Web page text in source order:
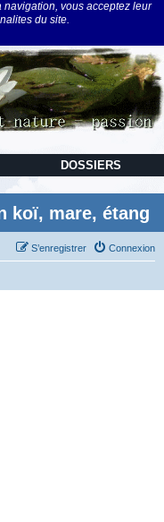
vous acceptez leur
du site.
DOSSIERS
koï, mare, étang
Connexion
S’enregistrer